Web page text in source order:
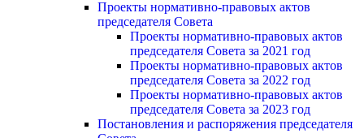
Проекты нормативно-правовых актов
председателя Cовета
Проекты нормативно-правовых актов
председателя Cовета за 2021 год
Проекты нормативно-правовых актов
председателя Cовета за 2022 год
Проекты нормативно-правовых актов
председателя Cовета за 2023 год
Постановления и распоряжения председателя